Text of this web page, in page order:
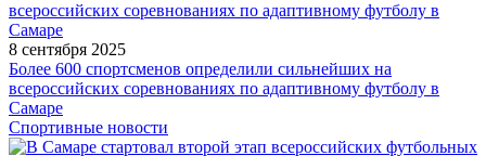
8 сентября 2025
Более 600 спортсменов определили сильнейших на
всероссийских соревнованиях по адаптивному футболу в
Самаре
Спортивные новости